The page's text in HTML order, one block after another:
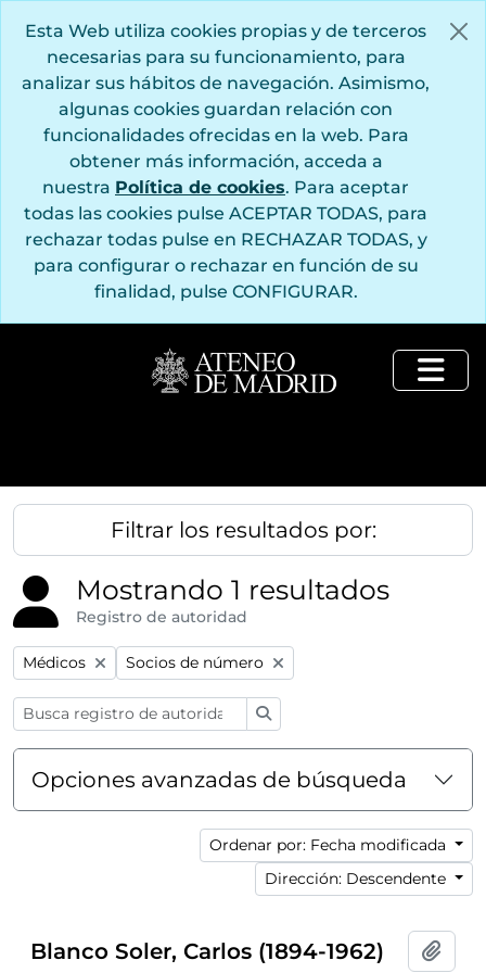
Esta Web utiliza cookies propias y de terceros
necesarias para su funcionamiento, para
analizar sus hábitos de navegación. Asimismo,
algunas cookies guardan relación con
funcionalidades ofrecidas en la web. Para
obtener más información, acceda a
nuestra Política de cookies. Para aceptar
todas las cookies pulse ACEPTAR TODAS, para
rechazar todas pulse en RECHAZAR TODAS, y
para configurar o rechazar en función de su
finalidad, pulse CONFIGURAR.
Filtrar los resultados por:
Mostrando 1 resultados
Registro de autoridad
Remove filter:
Médicos Remove filter:
Socios de número
Opciones avanzadas de búsqueda
Ordenar por: Fecha modificada
Dirección: Descendente
Blanco Soler, Carlos (1894-1962)